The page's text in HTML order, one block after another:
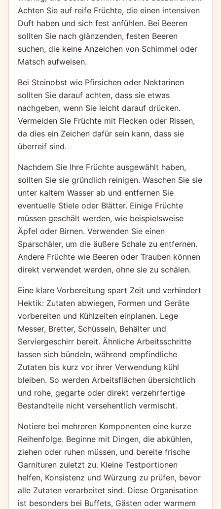
Achten Sie auf reife Früchte, die einen intensiven
Duft haben und sich fest anfühlen. Bei Beeren
sollten Sie nach glänzenden, festen Beeren
suchen, die keine Anzeichen von Schimmel oder
Matsch aufweisen.
Bei Steinobst wie Pfirsichen oder Nektarinen
sollten Sie darauf achten, dass sie etwas
nachgeben, wenn Sie leicht darauf drücken.
Vermeiden Sie Früchte mit Flecken oder Rissen,
da dies ein Zeichen dafür sein kann, dass sie
überreif sind.
Nachdem Sie Ihre Früchte ausgewählt haben,
sollten Sie sie gründlich reinigen. Waschen Sie sie
unter kaltem Wasser ab und entfernen Sie
eventuelle Stiele oder Blätter. Einige Früchte
müssen geschält werden, wie beispielsweise
Äpfel oder Birnen. Verwenden Sie einen
Sparschäler, um die äußere Schale zu entfernen.
Andere Früchte wie Beeren oder Trauben können
direkt verwendet werden, ohne sie zu schälen.
Eine klare Vorbereitung spart Zeit und verhindert
Hektik: Zutaten abwiegen, Formen und Geräte
vorbereiten und Kühlzeiten einplanen. Lege
Messer, Bretter, Schüsseln, Behälter und
Serviergeschirr bereit. Ähnliche Arbeitsschritte
lassen sich bündeln, während empfindliche
Zutaten bis kurz vor ihrer Verwendung kühl
bleiben. So werden Arbeitsflächen übersichtlich
und rohe, gegarte oder direkt verzehrfertige
Bestandteile nicht versehentlich vermischt.
Notiere bei mehreren Komponenten eine kurze
Reihenfolge. Beginne mit Dingen, die abkühlen,
ziehen oder ruhen müssen, und bereite frische
Garnituren zuletzt zu. Kleine Testportionen
helfen, Konsistenz und Würzung zu prüfen, bevor
alle Zutaten verarbeitet sind. Diese Organisation
ist besonders bei Buffets, Gästen oder warmem